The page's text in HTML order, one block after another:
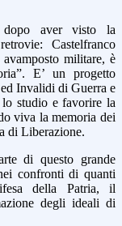
aver visto la
Castelfranco
militare, è
E’ un progetto
Invalidi di Guerra e
studio e favorire la
viva la memoria dei
di Liberazione.
di questo grande
confronti di quanti
della Patria, il
degli ideali di